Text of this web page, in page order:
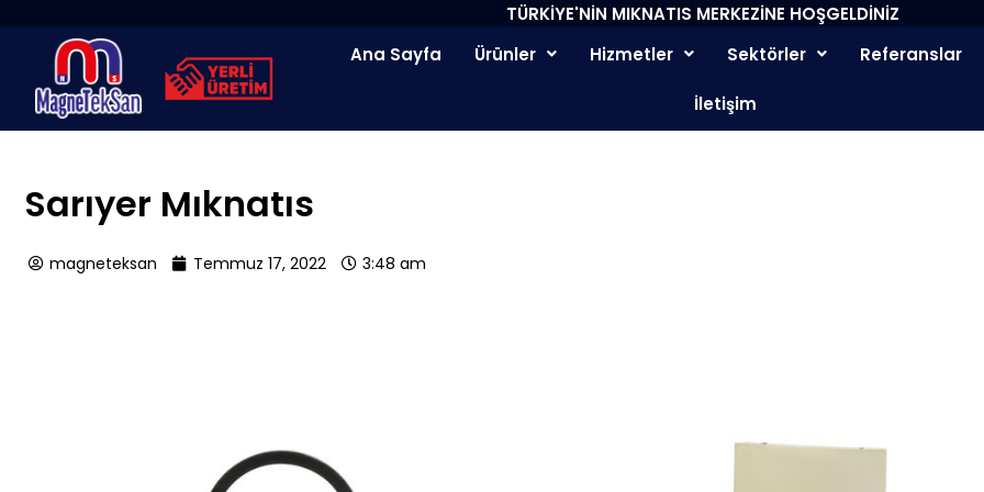
TÜRKİYE'NİN MIKNATIS MERKEZİNE HOŞGELDİNİZ
Ana Sayfa
Ürünler Hizmetler Sektörler Referanslar
İletişim
Sarıyer Mıknatıs
magneteksan Temmuz 17, 2022 3:48 am